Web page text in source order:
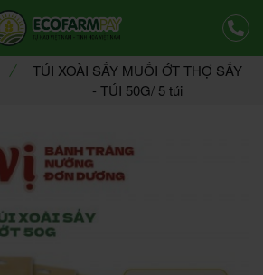
Open
TÚI XOÀI SẤY MUỐI ỚT THỢ SẤY
- TÚI 50G/ 5 túi